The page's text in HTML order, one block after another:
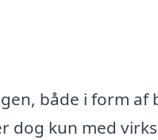
både i form
dog kun med